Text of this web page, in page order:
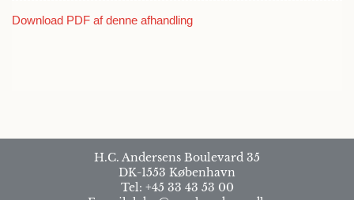
Download PDF af denne afhandling
H.C. Andersens Boulevard 35
DK-1553 København
Tel: +45 33 43 53 00